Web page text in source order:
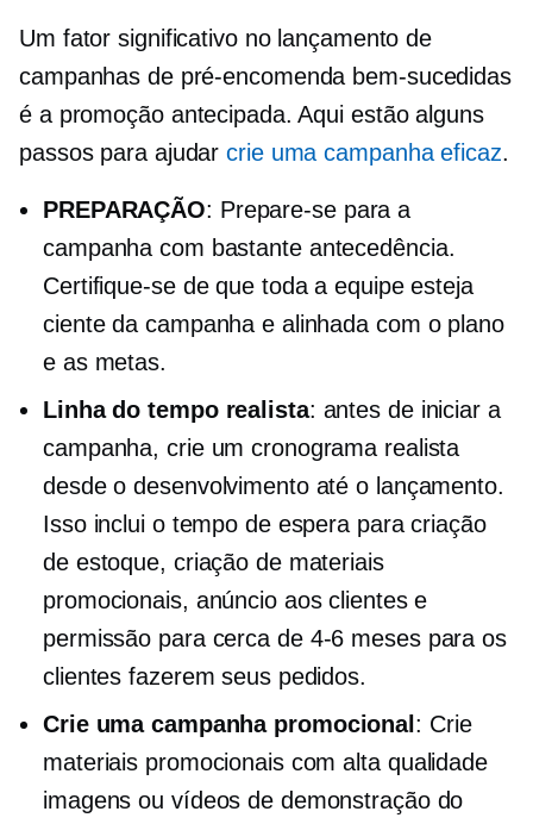
Um fator significativo no lançamento de
campanhas de pré-encomenda bem-sucedidas
é a promoção antecipada. Aqui estão alguns
passos para ajudarcrie uma campanha eficaz.
PREPARAÇÃO: Prepare-se para a
campanha com bastante antecedência.
Certifique-se de que toda a equipe esteja
ciente da campanha e alinhada com o plano
e as metas.
Linha do tempo realista: antes de iniciar a
campanha, crie um cronograma realista
desde o desenvolvimento até o lançamento.
Isso inclui o tempo de espera para criação
de estoque, criação de materiais
promocionais, anúncio aos clientes e
permissão para cerca de 4-6 meses para os
clientes fazerem seus pedidos.
Crie uma campanha promocional : Crie
materiais promocionais comalta qualidade
imagens ou vídeos de demonstração do